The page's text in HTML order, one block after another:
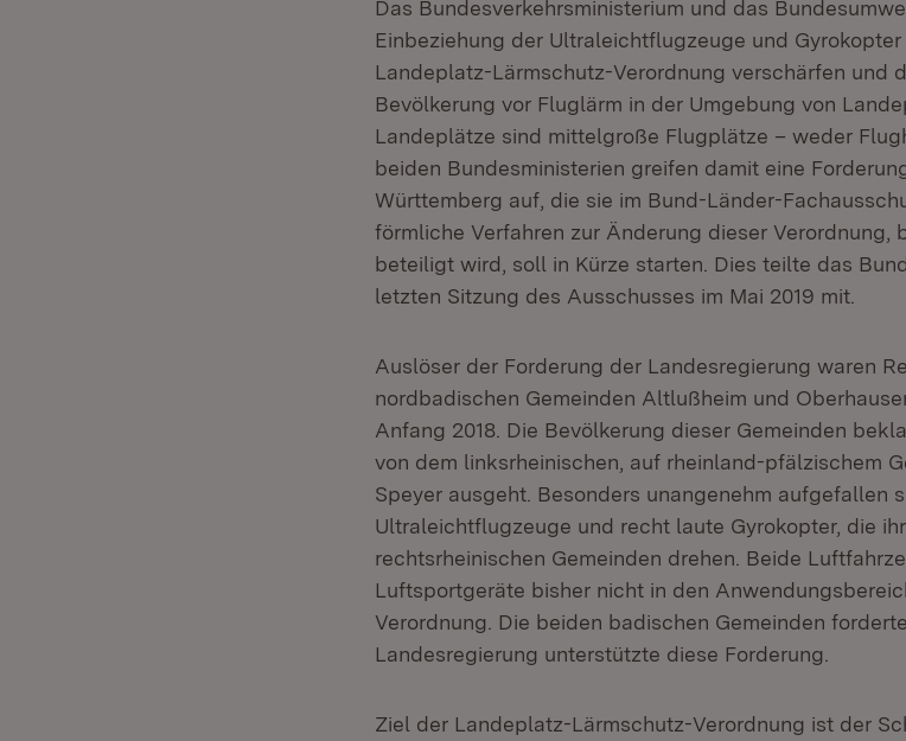
Das Bundesverkehrsministerium und das
Einbeziehung der Ultraleichtflugzeuge und
Landeplatz-Lärmschutz-Verordnung verschärfen und
Bevölkerung vor Fluglärm in der Umgebung von
Landeplätze sind mittelgroße Flugplätze – weder
beiden Bundesministerien greifen damit eine
Württemberg auf, die sie im Bund-Länder-
förmliche Verfahren zur Änderung dieser Verordnung,
beteiligt wird, soll in Kürze starten. Dies teilte das
letzten Sitzung des Ausschusses im Mai 2019 mit.
Auslöser der Forderung der Landesregierung waren
nordbadischen Gemeinden Altlußheim und
Anfang 2018. Die Bevölkerung dieser Gemeinden
von dem linksrheinischen, auf rheinland-pfälzischem
Speyer ausgeht. Besonders unangenehm aufgefallen
Ultraleichtflugzeuge und recht laute Gyrokopter, die
rechtsrheinischen Gemeinden drehen. Beide
Luftsportgeräte bisher nicht in den
Verordnung. Die beiden badischen Gemeinden
Landesregierung unterstützte diese Forderung.
Ziel der Landeplatz-Lärmschutz-Verordnung ist der